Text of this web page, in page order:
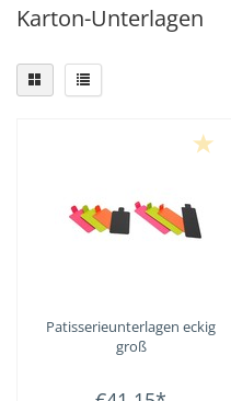
Karton-Unterlagen
Patisserieunterlagen eckig
groß